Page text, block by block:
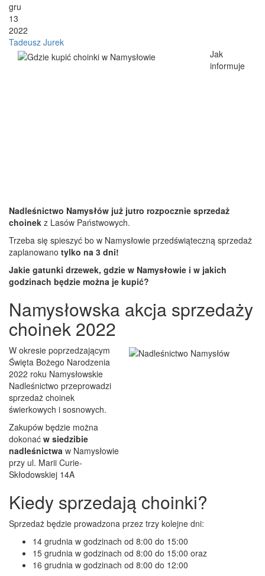
gru
13
2022
Tadeusz Jurek
Jak
informuje
Nadleśnictwo Namysłów już jutro rozpocznie sprzedaż
choinek z Lasów Państwowych.
Trzeba się spieszyć bo w Namysłowie przedświąteczną sprzedaż
zaplanowano tylko na 3 dni!
Jakie gatunki drzewek, gdzie w Namysłowie i w jakich
godzinach będzie można je kupić?
Namysłowska akcja sprzedaży
choinek 2022
W okresie poprzedzającym
Święta Bożego Narodzenia
2022 roku Namysłowskie
Nadleśnictwo przeprowadzi
sprzedaż choinek
świerkowych i sosnowych.
Zakupów będzie można
dokonać w siedzibie
nadleśnictwa w Namysłowie
przy ul. Marii Curie-
Skłodowskiej 14A
Kiedy sprzedają choinki?
Sprzedaż będzie prowadzona przez trzy kolejne dni:
14 grudnia w godzinach od 8:00 do 15:00
15 grudnia w godzinach od 8:00 do 15:00 oraz
16 grudnia w godzinach od 8:00 do 12:00